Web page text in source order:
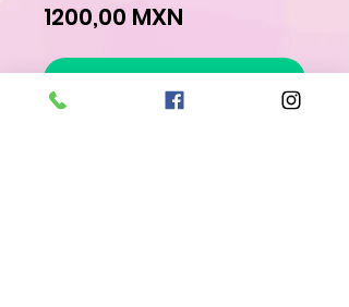
1200,00 MXN
Agregar al carrito